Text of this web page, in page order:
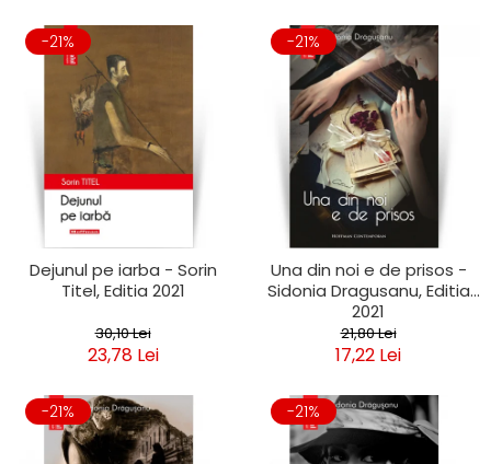
-21%
Dejunul pe iarba - Sorin
Titel, Editia 2021
30,10 Lei
23,78 Lei
-21%
Una din noi e de prisos -
Sidonia Dragusanu, Editia
2021
21,80 Lei
17,22 Lei
-21% -21%